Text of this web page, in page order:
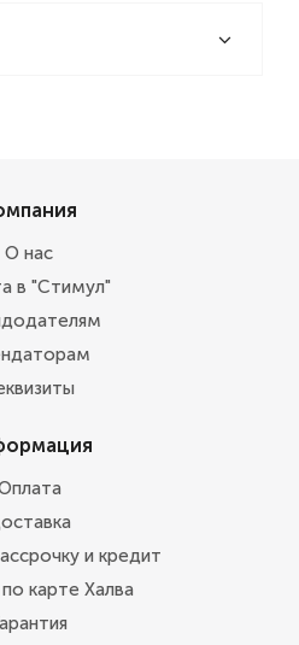
О нас
в "Стимул"
и кредит
карте Халва